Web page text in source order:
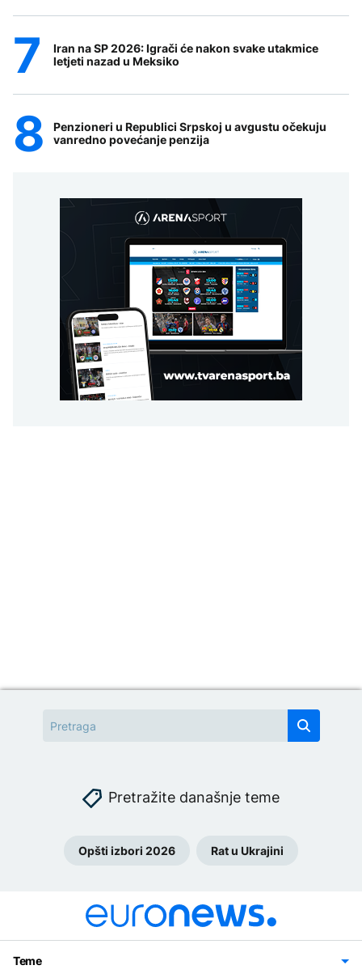
Iran na SP 2026: Igrači će nakon svake utakmice
letjeti nazad u Meksiko
Penzioneri u Republici Srpskoj u avgustu očekuju
vanredno povećanje penzija
Pretražite današnje teme
Opšti izbori 2026 Rat u Ukrajini
Teme